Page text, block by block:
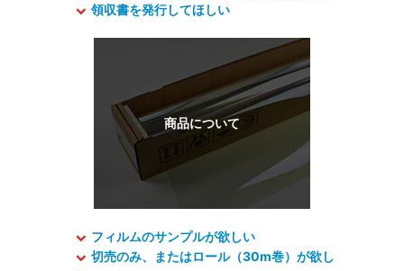
領収書を発行してほしい
フィルムのサンプルが欲しい
切売のみ、またはロール（30m巻）が欲し